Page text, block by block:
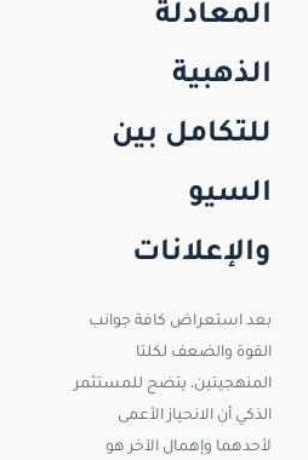
المعادلة
الذهبية
للتكامل بين
السيو
والإعلانات
بعد استعراض كافة جوانب
القوة والضعف لكلتا
المنهجيتين، يتضح للمستثمر
الذكي أن الانحياز الأعمى
لأحدهما وإهمال الآخر هو